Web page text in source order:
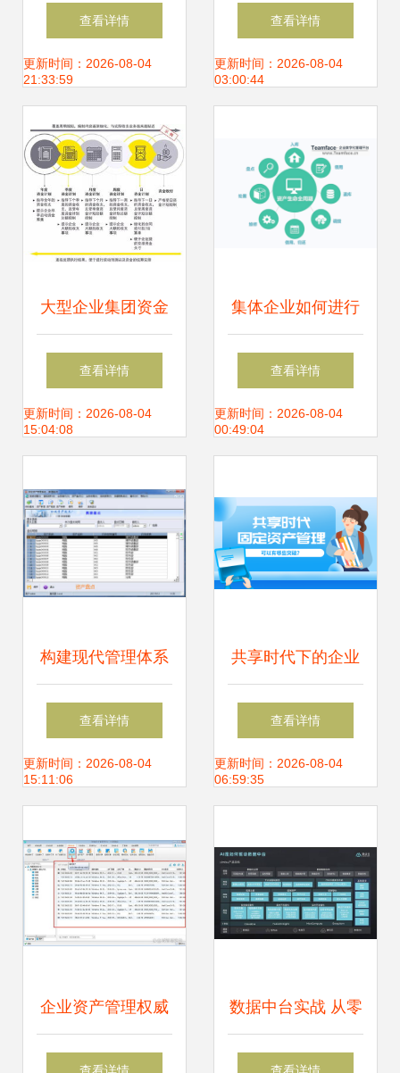
企业资产管理效率
的提升
查看详情
更新时间：2026-08-04
21:33:59
理的融合 企业高效
运营的核心路径
查看详情
更新时间：2026-08-04
03:00:44
大型企业集团资金
管理模式的选择策
略
查看详情
更新时间：2026-08-04
15:04:08
集体企业如何进行
企业资产管理？
查看详情
更新时间：2026-08-04
00:49:04
构建现代管理体系
行政事业单位为何
需要固定资产信息
查看详情
更新时间：2026-08-04
15:11:06
共享时代下的企业
资产管理 理念重塑
与技术赋能
查看详情
更新时间：2026-08-04
06:59:35
企业资产管理权威
指南 定义、核心与
数据中台实战 从零
到一搭建企业数据